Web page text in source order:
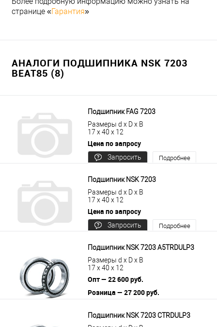
странице «Гарантия»
АНАЛОГИ ПОДШИПНИКА NSK 7203
BEAT85 (8)
Подшипник FAG 7203
Размеры d x D x B
17 x 40 x 12
Цена по запросу
Запросить
Подробнее
Подшипник NSK 7203
Размеры d x D x B
17 x 40 x 12
Цена по запросу
Запросить
Подробнее
Подшипник NSK 7203 A5TRDULP3
Размеры d x D x B
17 x 40 x 12
Опт — 22 600 руб.
Розница — 27 200 руб.
Подшипник NSK 7203 CTRDULP3